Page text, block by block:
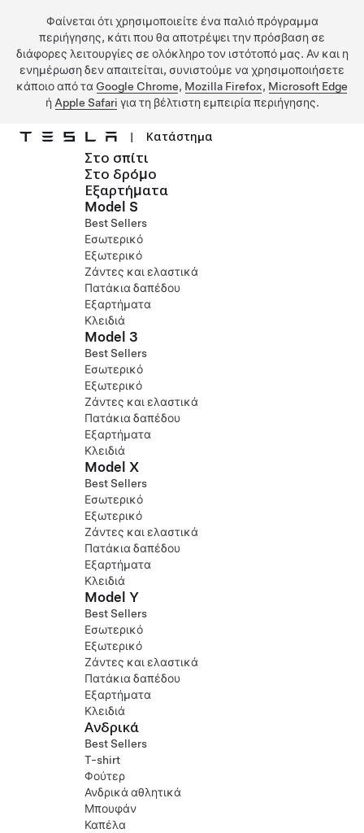
Φαίνεται ότι χρησιμοποιείτε ένα παλιό πρόγραμμα
περιήγησης, κάτι που θα αποτρέψει την πρόσβαση σε
διάφορες λειτουργίες σε ολόκληρο τον ιστότοπό μας. Αν και η
ενημέρωση δεν απαιτείται, συνιστούμε να χρησιμοποιήσετε
κάποιο από τα Google Chrome, Mozilla Firefox, Microsoft Edge
ή Apple Safari για τη βέλτιστη εμπειρία περιήγησης.
Μετάβαση στο κύριο περιεχόμενο
| Κατάστημα
Στο σπίτι
Στο δρόμο
Εξαρτήματα
Model S
Best Sellers
Εσωτερικό
Εξωτερικό
Ζάντες και ελαστικά
Πατάκια δαπέδου
Εξαρτήματα
Κλειδιά
Model 3
Best Sellers
Εσωτερικό
Εξωτερικό
Ζάντες και ελαστικά
Πατάκια δαπέδου
Εξαρτήματα
Κλειδιά
Model X
Best Sellers
Εσωτερικό
Εξωτερικό
Ζάντες και ελαστικά
Πατάκια δαπέδου
Εξαρτήματα
Κλειδιά
Model Y
Best Sellers
Εσωτερικό
Εξωτερικό
Ζάντες και ελαστικά
Πατάκια δαπέδου
Εξαρτήματα
Κλειδιά
Ανδρικά
Best Sellers
T-shirt
Φούτερ
Ανδρικά αθλητικά
Μπουφάν
Καπέλα